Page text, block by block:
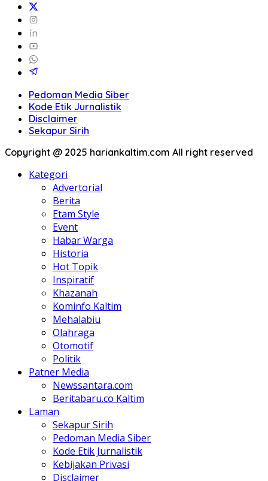
Pedoman Media Siber
Kode Etik Jurnalistik
Disclaimer
Sekapur Sirih
Copyright @ 2025 hariankaltim.com All right reserved
Kategori
Advertorial
Berita
Etam Style
Event
Habar Warga
Historia
Hot Topik
Inspiratif
Khazanah
Kominfo Kaltim
Mehalabiu
Olahraga
Otomotif
Politik
Patner Media
Newssantara.com
Beritabaru.co Kaltim
Laman
Sekapur Sirih
Pedoman Media Siber
Kode Etik Jurnalistik
Kebijakan Privasi
Disclaimer